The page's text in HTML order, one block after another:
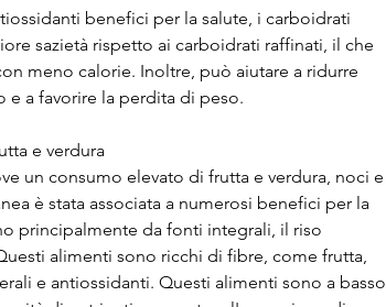
benefici per la salute, i carboidrati
sazietà rispetto ai carboidrati raffinati, il che
meno calorie. Inoltre, può aiutare a ridurre
e a favorire la perdita di peso.
e verdura
un consumo elevato di frutta e verdura, noci e
è stata associata a numerosi benefici per la
principalmente da fonti integrali, il riso
alimenti sono ricchi di fibre, come frutta,
e antiossidanti. Questi alimenti sono a basso